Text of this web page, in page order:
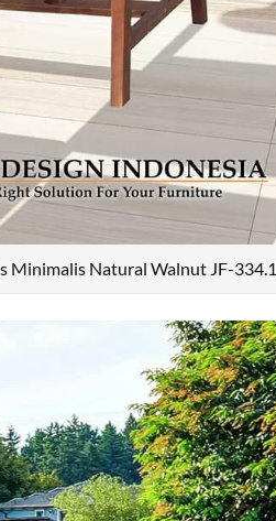
Minimalis Natural Walnut JF-334.1